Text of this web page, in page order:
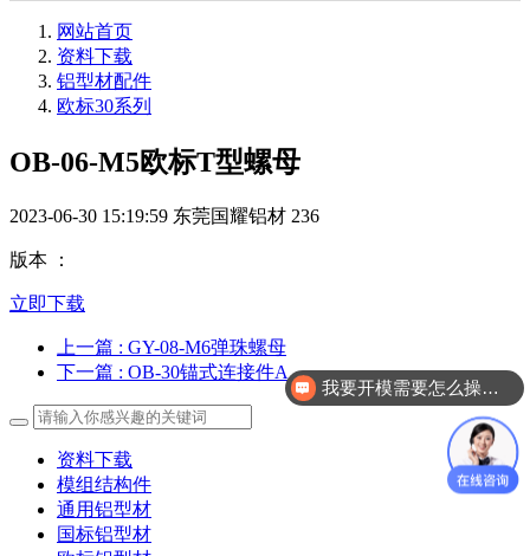
网站首页
资料下载
铝型材配件
欧标30系列
OB-06-M5欧标T型螺母
2023-06-30 15:19:59 东莞国耀铝材 236
版本 ：
立即下载
上一篇 : GY-08-M6弹珠螺母
下一篇 : OB-30锚式连接件A
资料下载
模组结构件
通用铝型材
国标铝型材
我要开模需要怎么操作？